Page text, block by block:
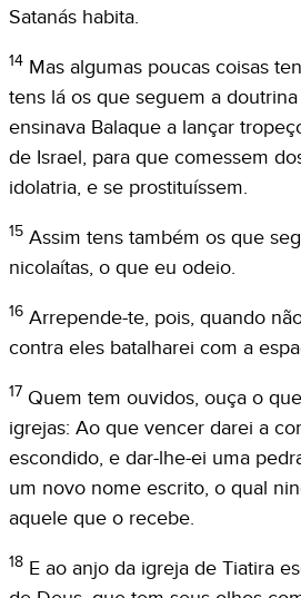
Satanás habita.
14 Mas algumas poucas coisas
tens lá os que seguem a
ensinava Balaque a lançar
de Israel, para que comessem
idolatria, e se prostituíssem.
15 Assim tens também os que
nicolaítas, o que eu odeio.
16 Arrepende-te, pois, quando
contra eles batalharei com a
17 Quem tem ouvidos, ouça o
igrejas: Ao que vencer darei a
escondido, e dar-lhe-ei uma
um novo nome escrito, o qual
aquele que o recebe.
18 E ao anjo da igreja de Tiatira